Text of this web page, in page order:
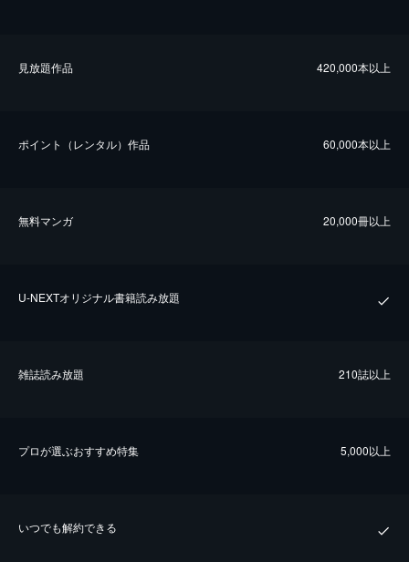
⾒放題作品 420,000本以上
ポイント（レンタル）作品 60,000本以上
無料マンガ 20,000冊以上
U-NEXTオリジナル書籍読み放題
雑誌読み放題 210誌以上
プロが選ぶおすすめ特集 5,000以上
いつでも解約できる